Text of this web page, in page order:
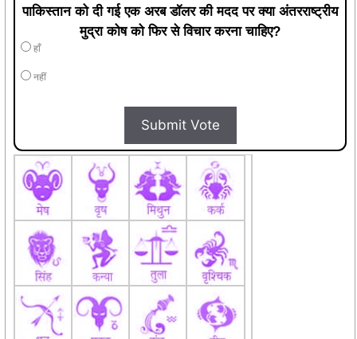
पाकिस्तान को दी गई एक अरब डॉलर की मदद पर क्या अंतरराष्ट्रीय
मुद्रा कोष को फिर से विचार करना चाहिए?
हाँ
नहीं
Submit Vote